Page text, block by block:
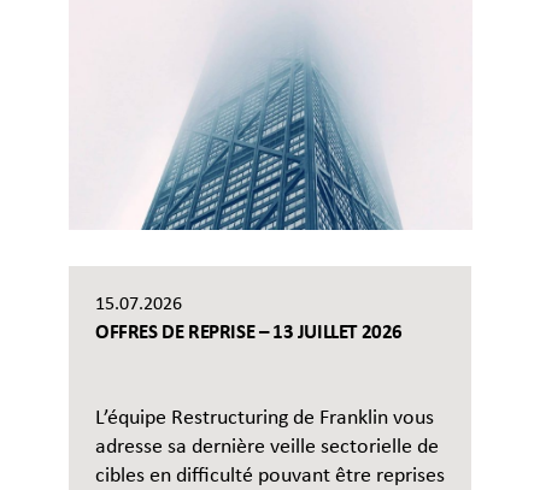
15.07.2026
OFFRES DE REPRISE – 13 JUILLET 2026
L’équipe Restructuring de Franklin vous
adresse sa dernière veille sectorielle de
cibles en difficulté pouvant être reprises